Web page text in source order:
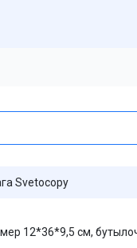
Svetocopy
12*36*9,5 см,